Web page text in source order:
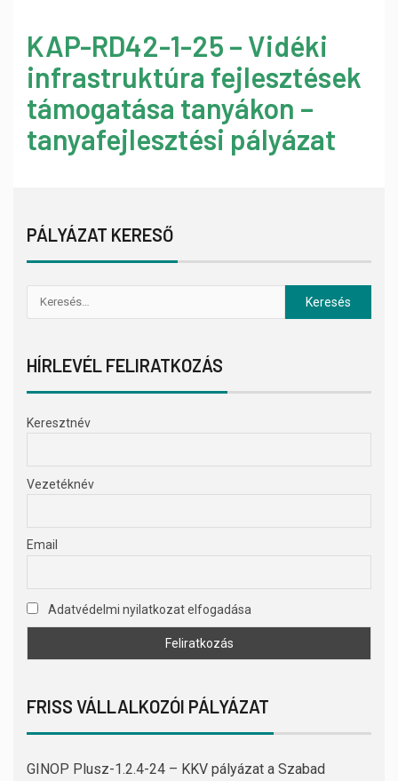
KAP-RD42-1-25 – Vidéki
infrastruktúra fejlesztések
támogatása tanyákon –
tanyafejlesztési pályázat
PÁLYÁZAT KERESŐ
HÍRLEVÉL FELIRATKOZÁS
Keresztnév
Vezetéknév
Email
Adatvédelmi nyilatkozat elfogadása
FRISS VÁLLALKOZÓI PÁLYÁZAT
GINOP Plusz-1.2.4-24 – KKV pályázat a Szabad